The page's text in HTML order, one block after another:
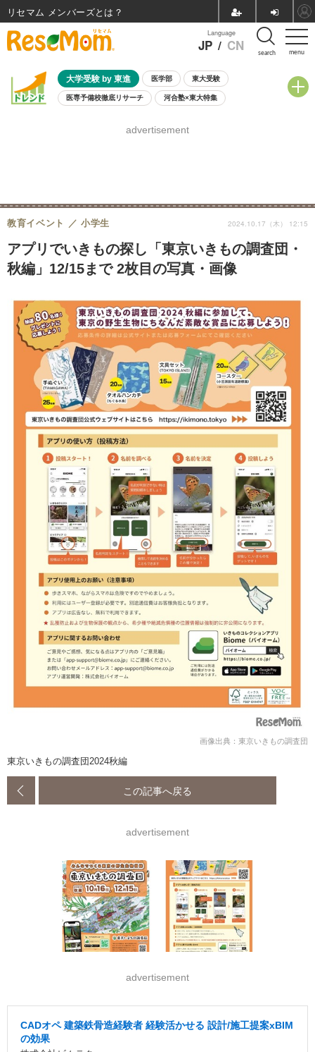
menu
Language
JP / CN search
大学受験 by 東進 医学部 東大受験
医専予備校徹底リサーチ 河合塾×東大特集
8月開催学校説明会・相談会
advertisement
アプリでいきもの探し「東京いきもの調査団・
秋編」12/15まで 2枚目の写真・画像
教育イベント 小学生 2024.10.17（木） 12:15
画像出典：東京いきもの調査団
東京いきもの調査団2024秋編
この記事へ戻る
advertisement
advertisement
CADオペ 建築鉄骨造経験者 経験活かせる 設計/施工提案xBIM
の効果
リセマム メンバーズ